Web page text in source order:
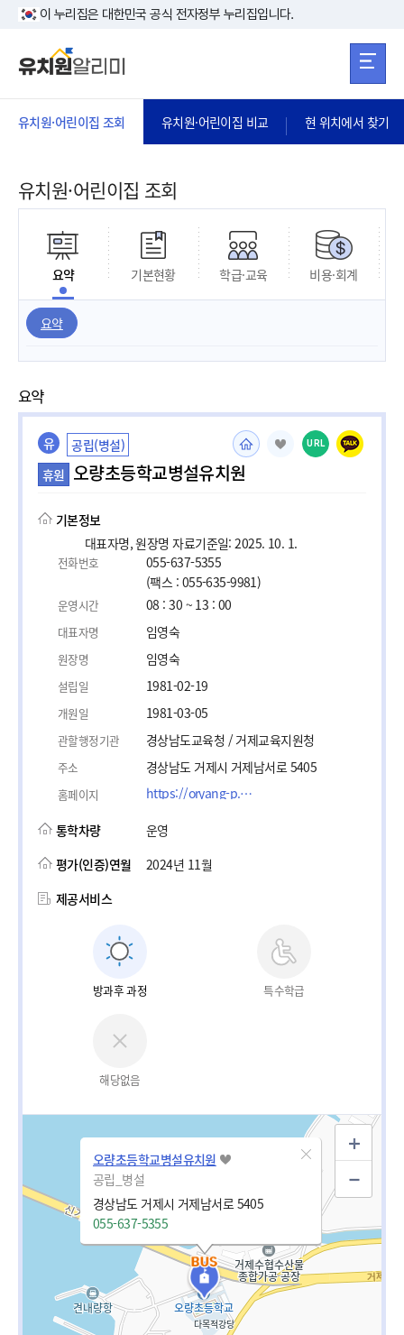
본문 바로가기
이 누리집은 대한민국 공식 전자정부 누리집입니다.
유치원·어린이집 조회 유치원·어린이집 비교 현 위치에서 찾기
유치원·어린이집 조회
요약 기본현황 학급·교육 비용·회계
요약
요약
유
공립(병설)
휴원 오량초등학교병설유치원
URL
기본정보
대표자명, 원장명 자료기준일: 2025. 10. 1.
전화번호
055-637-5355
(팩스 : 055-635-9981)
운영시간 08 : 30 ~ 13 : 00
대표자명 임영숙
원장명 임영숙
설립일 1981-02-19
개원일 1981-03-05
관할행정기관 경상남도교육청 / 거제교육지원청
주소 경상남도 거제시 거제남서로 5405
홈페이지 https://oryang-p.gne.go.kr
통학차량
운영
평가(인증)연월
2024년 11월
제공서비스
방과후 과정 특수학급
해당없음
오량초등학교병설유치원
공립_병설
경상남도 거제시 거제남서로 5405
055-637-5355